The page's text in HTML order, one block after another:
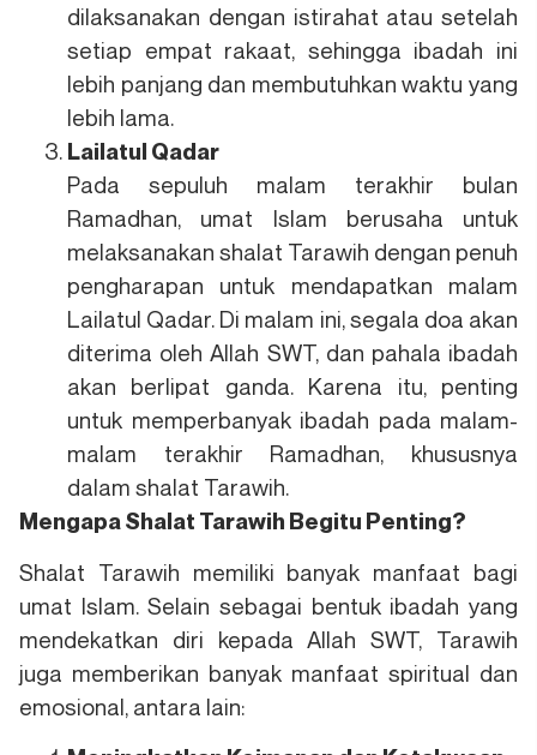
dilaksanakan dengan istirahat atau setelah
setiap empat rakaat, sehingga ibadah ini
lebih panjang dan membutuhkan waktu yang
lebih lama.
Lailatul Qadar
Pada sepuluh malam terakhir bulan
Ramadhan, umat Islam berusaha untuk
melaksanakan shalat Tarawih dengan penuh
pengharapan untuk mendapatkan malam
Lailatul Qadar. Di malam ini, segala doa akan
diterima oleh Allah SWT, dan pahala ibadah
akan berlipat ganda. Karena itu, penting
untuk memperbanyak ibadah pada malam-
malam terakhir Ramadhan, khususnya
dalam shalat Tarawih.
Mengapa Shalat Tarawih Begitu Penting?
Shalat Tarawih memiliki banyak manfaat bagi
umat Islam. Selain sebagai bentuk ibadah yang
mendekatkan diri kepada Allah SWT, Tarawih
juga memberikan banyak manfaat spiritual dan
emosional, antara lain: